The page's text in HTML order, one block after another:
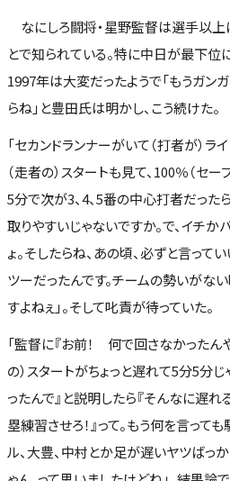
なにしろ闘将・星野監督は選手以上
とで知られている。特に中日が最下
1997年は大変だったようで「もうガン
らね」と豊田氏は明かし、こう続けた。
「セカンドランナーがいて（打者が）ラ
（走者の）スタートも見て、100％（セ
5分で次が3、4、5番の中心打者だった
取りやすいじゃないですか。で、イチ
ょ。そしたらね、あの頃、必ずと言って
ツーだったんです。チームの勢いがな
すよねぇ」。そして叱責が待っていた。
「監督に『お前！ 何で回さなかったん
の）スタートがちょっと遅れて5分5分
ったんで』と説明したら『そんなに遅
塁練習させろ！』って。もう何を言って
ル、大豊、中村とか足が遅いヤツばっ